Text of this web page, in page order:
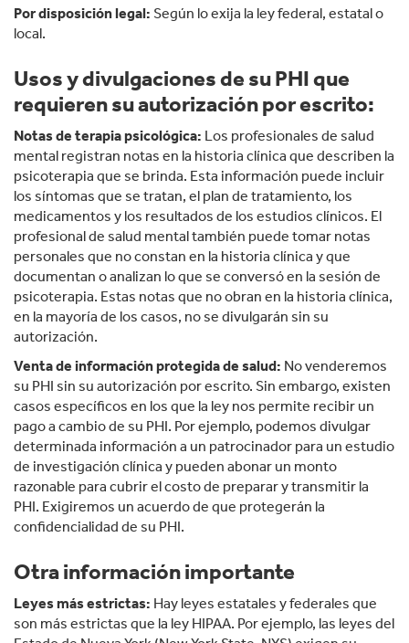
Por disposición legal: Según lo exija la ley federal, estatal o
local.
Usos y divulgaciones de su PHI que
requieren su autorización por escrito:
Notas de terapia psicológica: Los profesionales de salud
mental registran notas en la historia clínica que describen la
psicoterapia que se brinda. Esta información puede incluir
los síntomas que se tratan, el plan de tratamiento, los
medicamentos y los resultados de los estudios clínicos. El
profesional de salud mental también puede tomar notas
personales que no constan en la historia clínica y que
documentan o analizan lo que se conversó en la sesión de
psicoterapia. Estas notas que no obran en la historia clínica,
en la mayoría de los casos, no se divulgarán sin su
autorización.
Venta de información protegida de salud: No venderemos
su PHI sin su autorización por escrito. Sin embargo, existen
casos específicos en los que la ley nos permite recibir un
pago a cambio de su PHI. Por ejemplo, podemos divulgar
determinada información a un patrocinador para un estudio
de investigación clínica y pueden abonar un monto
razonable para cubrir el costo de preparar y transmitir la
PHI. Exigiremos un acuerdo de que protegerán la
confidencialidad de su PHI.
Otra información importante
Leyes más estrictas: Hay leyes estatales y federales que
son más estrictas que la ley HIPAA. Por ejemplo, las leyes del